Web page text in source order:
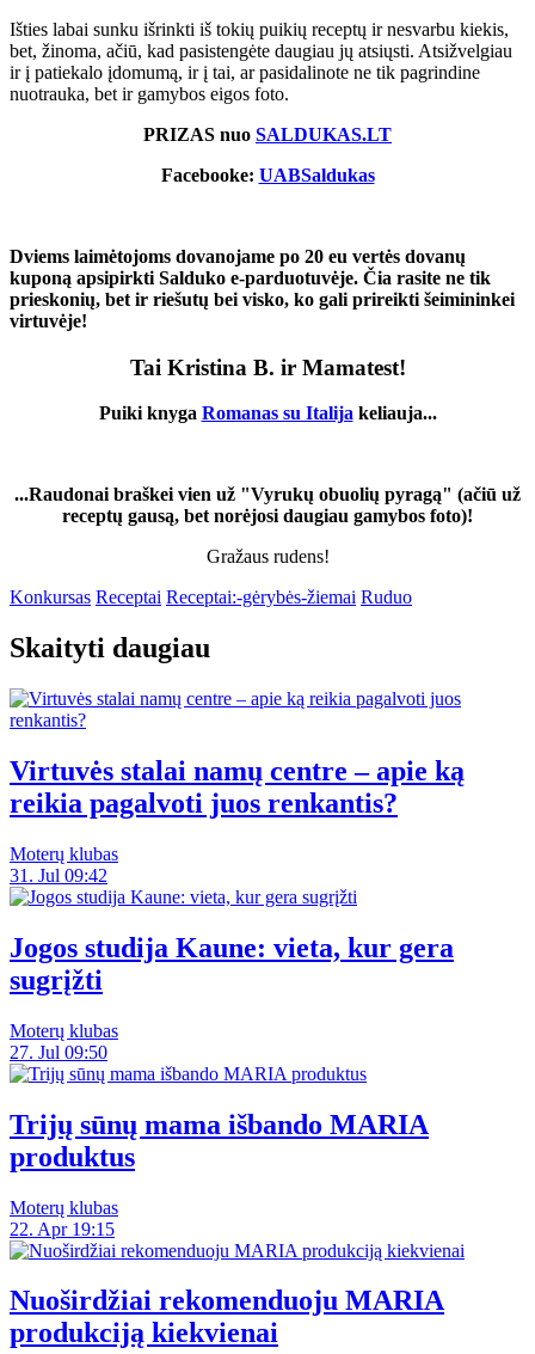
Išties labai sunku išrinkti iš tokių puikių receptų ir nesvarbu kiekis,
bet, žinoma, ačiū, kad pasistengėte daugiau jų atsiųsti. Atsižvelgiau
ir į patiekalo įdomumą, ir į tai, ar pasidalinote ne tik pagrindine
nuotrauka, bet ir gamybos eigos foto.
PRIZAS nuo SALDUKAS.LT
Facebooke: UABSaldukas
Dviems laimėtojoms dovanojame po 20 eu vertės dovanų
kuponą apsipirkti Salduko e-parduotuvėje. Čia rasite ne tik
prieskonių, bet ir riešutų bei visko, ko gali prireikti šeimininkei
virtuvėje!
Tai Kristina B. ir Mamatest!
Puiki knyga Romanas su Italija keliauja...
...Raudonai braškei vien už "Vyrukų obuolių pyragą" (ačiū už
receptų gausą, bet norėjosi daugiau gamybos foto)!
Gražaus rudens!
Konkursas Receptai Receptai:-gėrybės-žiemai Ruduo
Skaityti daugiau
Virtuvės stalai namų centre – apie ką
reikia pagalvoti juos renkantis?
Moterų klubas
31. Jul 09:42
Jogos studija Kaune: vieta, kur gera
sugrįžti
Moterų klubas
27. Jul 09:50
Trijų sūnų mama išbando MARIA
produktus
Moterų klubas
22. Apr 19:15
Nuoširdžiai rekomenduoju MARIA
produkciją kiekvienai